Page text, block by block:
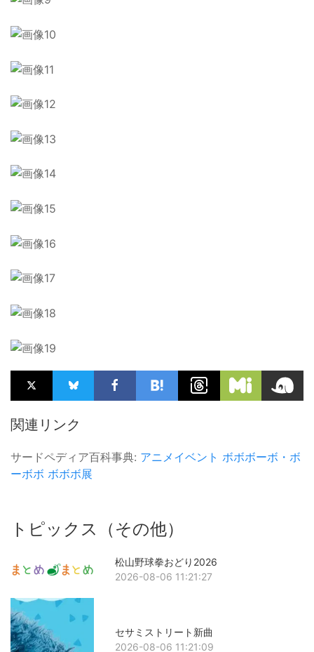
関連リンク
サードペディア百科事典: アニメイベント ボボボーボ・ボ
ーボボ ボボボ展
トピックス（その他）
松山野球拳おどり2026
2026-08-06 11:21:27
セサミストリート新曲
2026-08-06 11:21:09